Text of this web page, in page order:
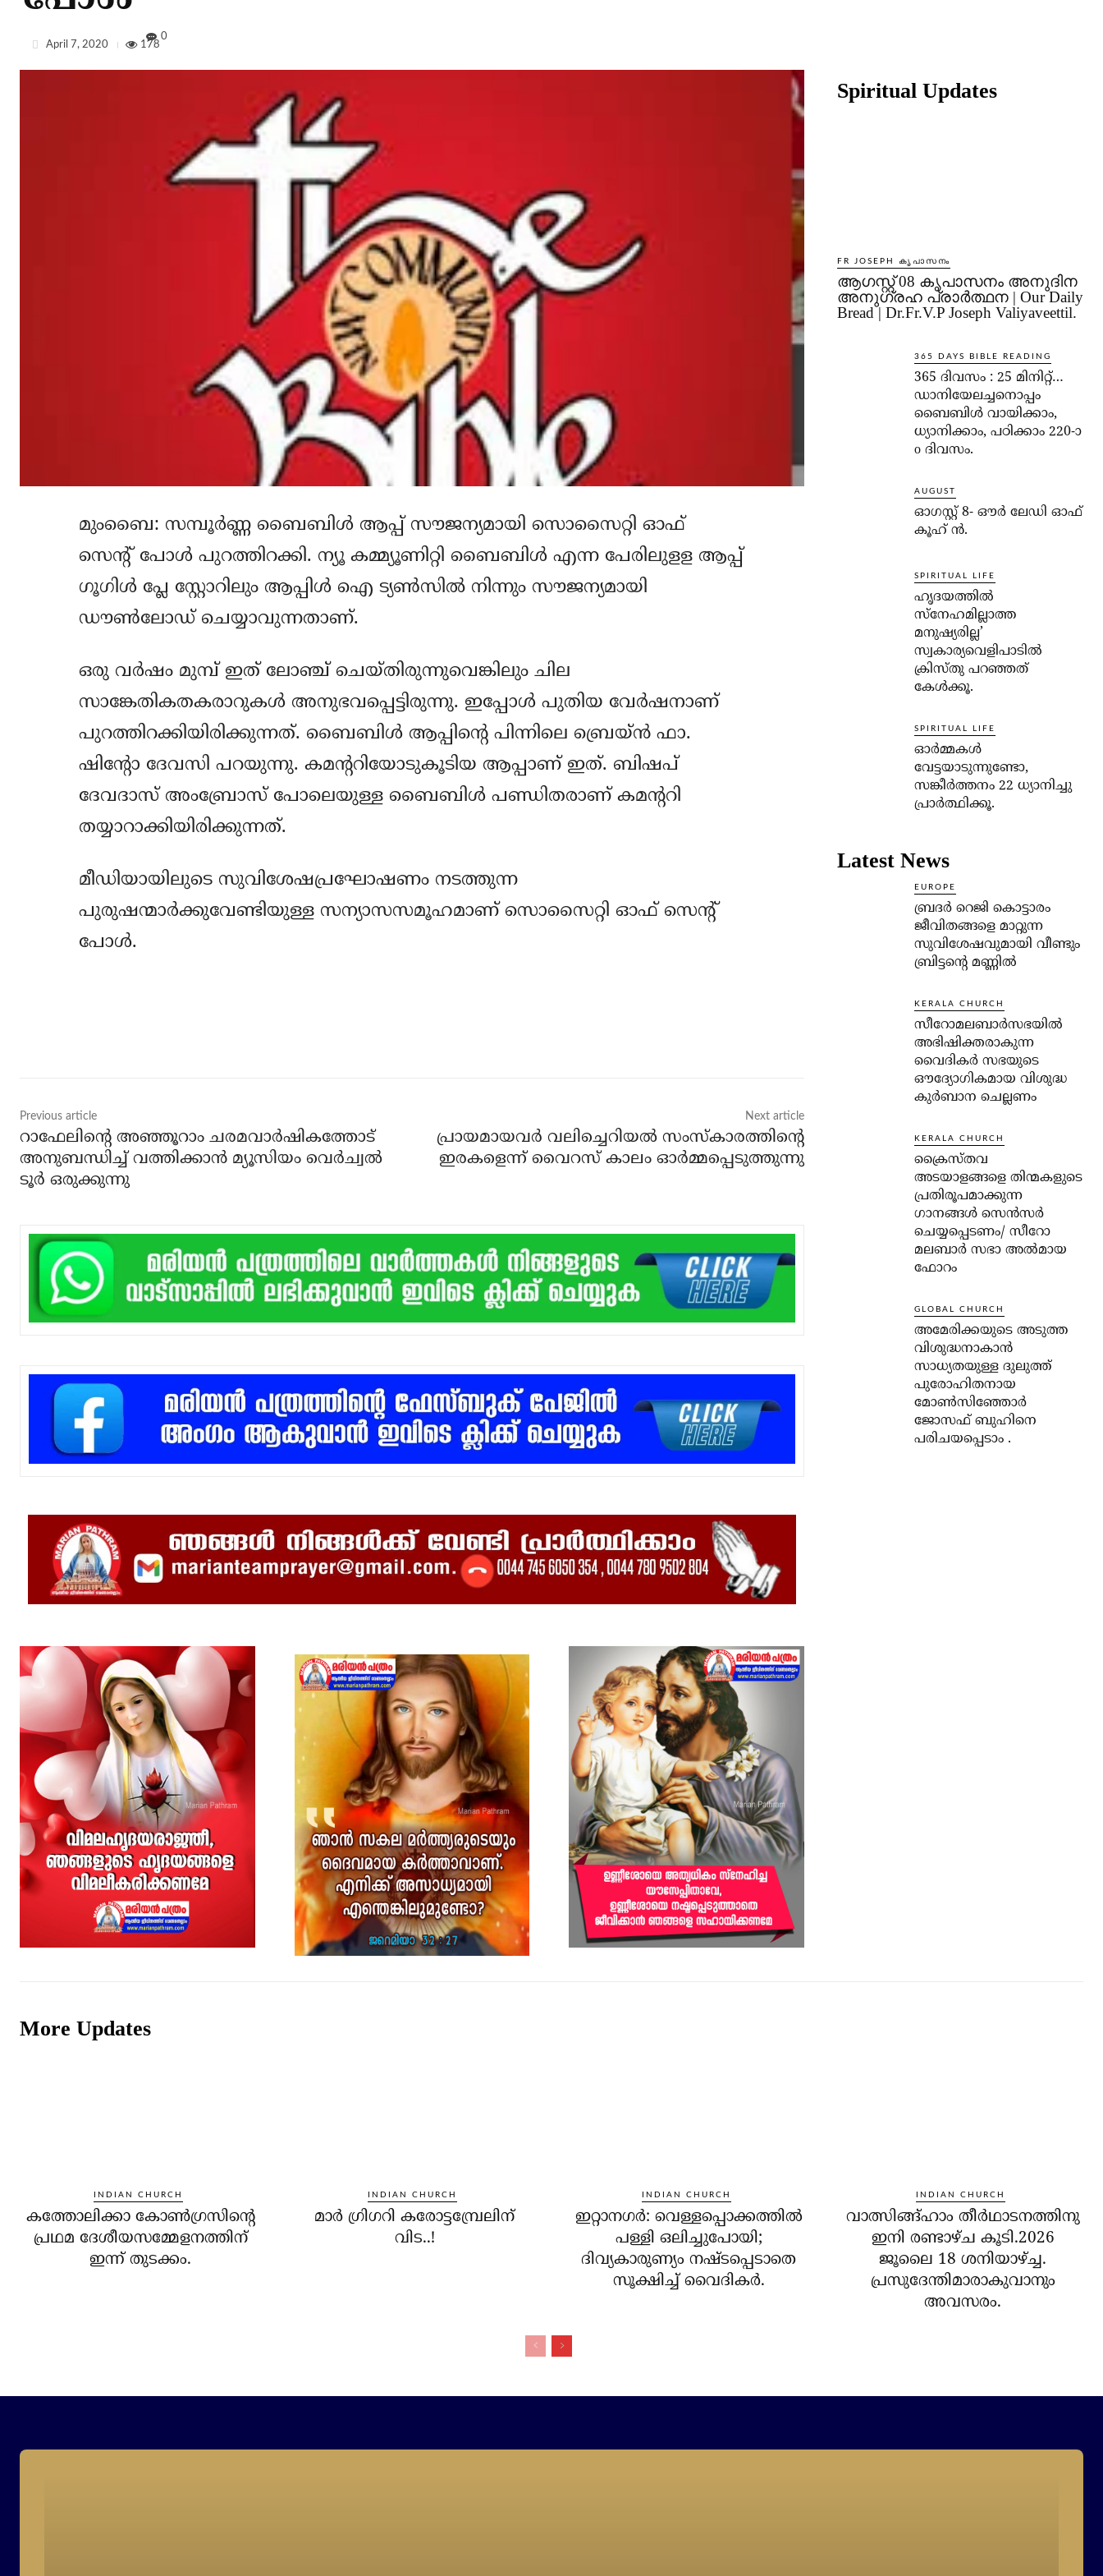
April 7, 2020 178
0
മുംബൈ: സമ്പൂര്‍ണ്ണ ബൈബിള്‍ ആപ്പ് സൗജന്യമായി സൊസൈറ്റി ഓഫ്
സെന്റ് പോള്‍ പുറത്തിറക്കി. ന്യൂ കമ്മ്യൂണിറ്റി ബൈബിള്‍ എന്ന പേരിലുളള ആപ്പ്
ഗൂഗിള്‍ പ്ലേ സ്റ്റോറിലും ആപ്പിള്‍ ഐ ട്യണ്‍സില്‍ നിന്നും സൗജന്യമായി
ഡൗണ്‍ലോഡ് ചെയ്യാവുന്നതാണ്.
ഒരു വര്‍ഷം മുമ്പ് ഇത് ലോഞ്ച് ചെയ്തിരുന്നുവെങ്കിലും ചില
സാങ്കേതികതകരാറുകള്‍ അനുഭവപ്പെട്ടിരുന്നു. ഇപ്പോള്‍ പുതിയ വേര്‍ഷനാണ്
പുറത്തിറക്കിയിരിക്കുന്നത്. ബൈബിള്‍ ആപ്പിന്റെ പിന്നിലെ ബ്രെയ്ന്‍ ഫാ.
ഷിന്റോ ദേവസി പറയുന്നു. കമന്ററിയോടുകൂടിയ ആപ്പാണ് ഇത്. ബിഷപ്
ദേവദാസ് അംബ്രോസ് പോലെയുള്ള ബൈബിള്‍ പണ്ഡിതരാണ് കമന്ററി
തയ്യാറാക്കിയിരിക്കുന്നത്.
മീഡിയായിലുടെ സുവിശേഷപ്രഘോഷണം നടത്തുന്ന
പുരുഷന്മാര്‍ക്കുവേണ്ടിയുള്ള സന്യാസസമൂഹമാണ് സൊസൈറ്റി ഓഫ് സെന്റ്
പോള്‍.
Previous article
റാഫേലിന്റെ അഞ്ഞൂറാം ചരമവാര്‍ഷികത്തോട്
അനുബന്ധിച്ച് വത്തിക്കാന്‍ മ്യൂസിയം വെര്‍ച്വല്‍
ടൂര്‍ ഒരുക്കുന്നു
Next article
പ്രായമായവര്‍ വലിച്ചെറിയല്‍ സംസ്‌കാരത്തിന്റെ
ഇരകളെന്ന് വൈറസ് കാലം ഓര്‍മ്മപ്പെടുത്തുന്നു
Spiritual Updates
FR JOSEPH കൃപാസനം
ആഗസ്റ്റ് 08 കൃപാസനം അനുദിന
അനുഗ്രഹ പ്രാർത്ഥന | Our Daily
Bread | Dr.Fr.V.P Joseph Valiyaveettil.
365 DAYS BIBLE READING
365 ദിവസം : 25 മിനിറ്റ്…
ഡാനിയേലച്ചനൊപ്പം
ബൈബിൾ വായിക്കാം,
ധ്യാനിക്കാം, പഠിക്കാം 220-ാ
o ദിവസം.
AUGUST
ഓഗസ്റ്റ് 8- ഔര്‍ ലേഡി ഓഫ്
കൂഹ് ന്‍.
SPIRITUAL LIFE
ഹൃദയത്തില്‍
സ്‌നേഹമില്ലാത്ത
മനുഷ്യരില്ല’
സ്വകാര്യവെളിപാടില്‍
ക്രിസ്തു പറഞ്ഞത്
കേള്‍ക്കൂ.
SPIRITUAL LIFE
ഓര്‍മ്മകള്‍
വേട്ടയാടുന്നുണ്ടോ,
സങ്കീര്‍ത്തനം 22 ധ്യാനിച്ചു
പ്രാര്‍ത്ഥിക്കൂ.
Latest News
EUROPE
ബ്രദർ റെജി കൊട്ടാരം
ജീവിതങ്ങളെ മാറ്റുന്ന
സുവിശേഷവുമായി വീണ്ടും
ബ്രിട്ടന്റെ മണ്ണിൽ
KERALA CHURCH
സീറോമലബാർസഭയിൽ
അഭിഷിക്തരാകുന്ന
വൈദികർ സഭയുടെ
ഔദ്യോഗികമായ വിശുദ്ധ
കുർബാന ചെല്ലണം
KERALA CHURCH
ക്രൈസ്തവ
അടയാളങ്ങളെ തിന്മകളുടെ
പ്രതിരൂപമാക്കുന്ന
ഗാനങ്ങൾ സെൻസർ
ചെയ്യപ്പെടണം/ സീറോ
മലബാർ സഭാ അൽമായ
ഫോറം
GLOBAL CHURCH
അമേരിക്കയുടെ അടുത്ത
വിശുദ്ധനാകാൻ
സാധ്യതയുള്ള ദുലുത്ത്
പുരോഹിതനായ
മോൺസിഞ്ഞോർ
ജോസഫ് ബുഹിനെ
പരിചയപ്പെടാം .
More Updates
INDIAN CHURCH
കത്തോലിക്കാ കോണ്‍ഗ്രസിന്റെ
പ്രഥമ ദേശീയസമ്മേളനത്തിന്
ഇന്ന് തുടക്കം.
INDIAN CHURCH
മാര്‍ ഗ്രിഗറി കരോട്ടമ്പ്രേലിന്
വിട..!
INDIAN CHURCH
ഇറ്റാനഗര്‍: വെള്ളപ്പൊക്കത്തില്‍
പള്ളി ഒലിച്ചുപോയി;
ദിവ്യകാരുണ്യം നഷ്ടപ്പെടാതെ
സൂക്ഷിച്ച് വൈദികര്‍.
INDIAN CHURCH
വാത്സിങ്ങ്ഹാം തീർഥാടനത്തിനു
ഇനി രണ്ടാഴ്ച കൂടി.2026
ജൂലൈ 18 ശനിയാഴ്ച്ച.
പ്രസുദേന്തിമാരാകുവാനും
അവസരം.